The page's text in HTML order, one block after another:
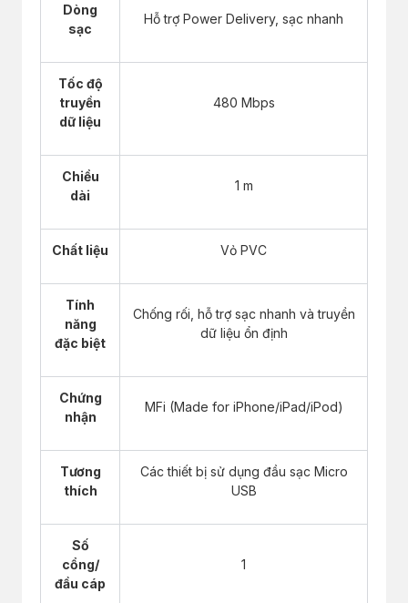
Dòng
sạc
Hỗ trợ Power Delivery, sạc nhanh
Tốc độ
truyền
dữ liệu
480 Mbps
Chiều
dài
1 m
Chất liệu Vỏ PVC
Tính
năng
đặc biệt
Chống rối, hỗ trợ sạc nhanh và truyền
dữ liệu ổn định
Chứng
nhận
MFi (Made for iPhone/iPad/iPod)
Tương
thích
Các thiết bị sử dụng đầu sạc Micro
USB
Số
cổng/
đầu cáp
1